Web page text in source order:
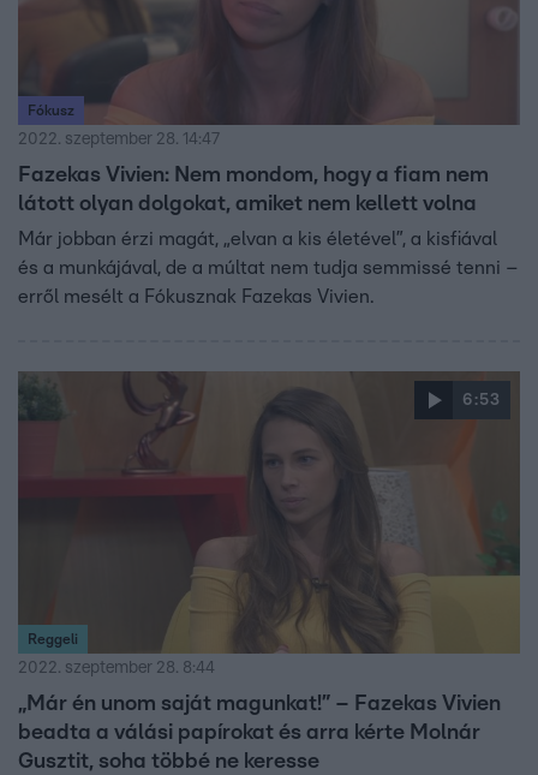
Fókusz
2022. szeptember 28. 14:47
Fazekas Vivien: Nem mondom, hogy a fiam nem
látott olyan dolgokat, amiket nem kellett volna
Már jobban érzi magát, „elvan a kis életével”, a kisfiával
és a munkájával, de a múltat nem tudja semmissé tenni –
erről mesélt a Fókusznak Fazekas Vivien.
6:53
Reggeli
2022. szeptember 28. 8:44
„Már én unom saját magunkat!” – Fazekas Vivien
beadta a válási papírokat és arra kérte Molnár
Gusztit, soha többé ne keresse